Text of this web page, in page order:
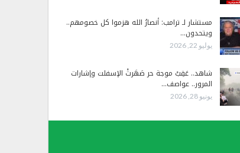
مستشار لـ ترامب: أنصارُ الله هزموا كل خصومهم..
ويتحدون…
يوليو 22, 2026
شاهد.. عَقِبْ موجة حر صَهَرتْ الإسفلت وإشارات
المرور.. عواصف…
يونيو 28, 2026